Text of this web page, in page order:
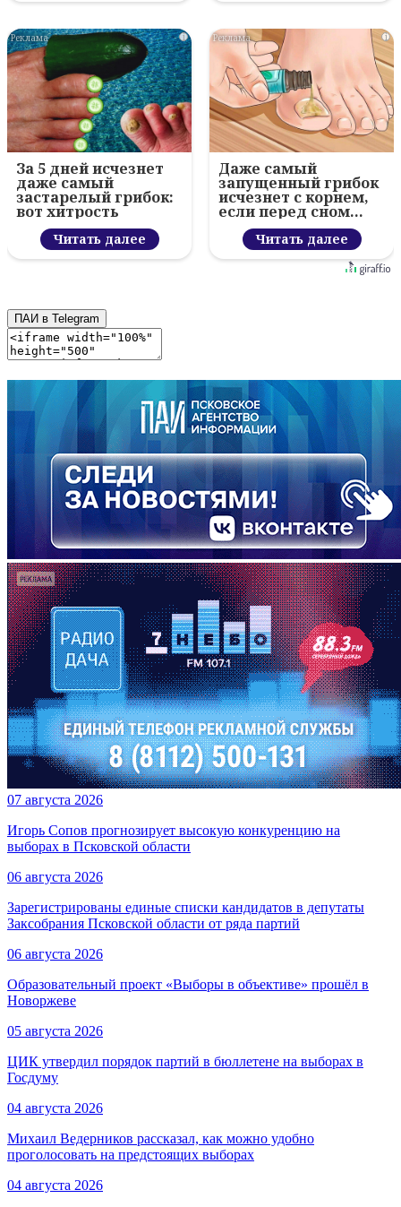
i
За 5 дней исчезнет
даже самый
застарелый грибок:
вот хитрость
Читать далее
i
Даже самый
запущенный грибок
исчезнет с корнем,
если перед сном…
Читать далее
ПАИ в Telegram
07 августа 2026
Игорь Сопов прогнозирует высокую конкуренцию на
выборах в Псковской области
06 августа 2026
Зарегистрированы единые списки кандидатов в депутаты
Заксобрания Псковской области от ряда партий
06 августа 2026
Образовательный проект «Выборы в объективе» прошёл в
Новоржеве
05 августа 2026
ЦИК утвердил порядок партий в бюллетене на выборах в
Госдуму
04 августа 2026
Михаил Ведерников рассказал, как можно удобно
проголосовать на предстоящих выборах
04 августа 2026